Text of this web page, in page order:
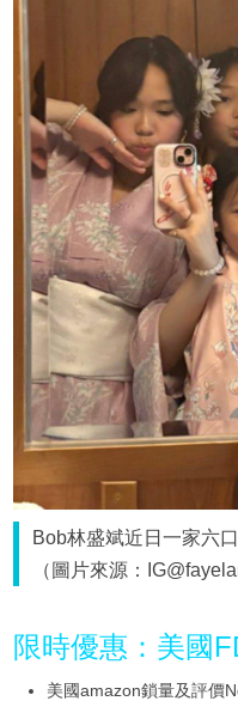
Bob林盛斌近日一家六
（圖片來源：
限時優惠：美國
美國amazon鎖量及評價